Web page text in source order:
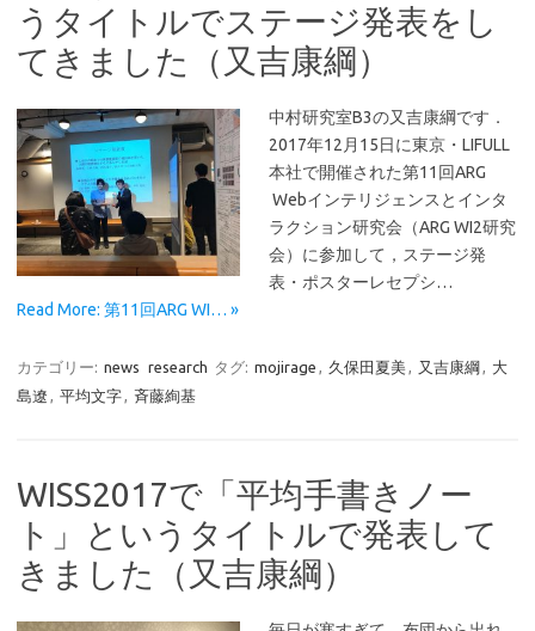
うタイトルでステージ発表をし
てきました（又吉康綱）
中村研究室B3の又吉康綱です．
2017年12月15日に東京・LIFULL
本社で開催された第11回ARG
Webインテリジェンスとインタ
ラクション研究会（ARG WI2研究
会）に参加して，ステージ発
表・ポスターレセプシ…
Read More: 第11回ARG WI… »
カテゴリー: news research タグ: mojirage , 久保田夏美, 又吉康綱 , 大
島遼 , 平均文字, 斉藤絢基
WISS2017で「平均手書きノー
ト」というタイトルで発表して
きました（又吉康綱）